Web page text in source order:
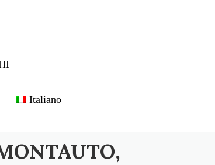
Italiano